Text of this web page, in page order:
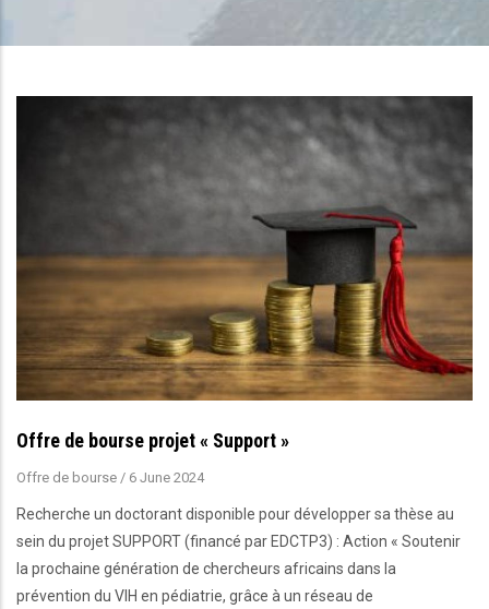
d'Ariane
Offre de bourse projet « Support »
Offre de bourse / 6 June 2024
Recherche un doctorant disponible pour développer sa thèse au
sein du projet SUPPORT (financé par EDCTP3) : Action « Soutenir
la prochaine génération de chercheurs africains dans la
prévention du VIH en pédiatrie, grâce à un réseau de